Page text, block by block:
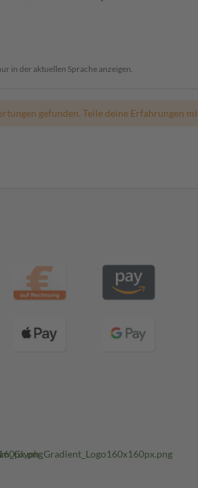
in der aktuellen Sprache anzeigen.
gefunden. Teile deine Erfahrungen